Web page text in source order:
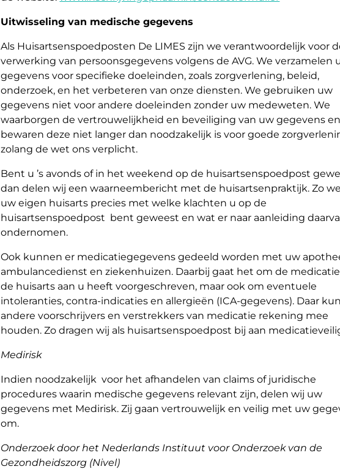
Uitwisseling van medische gegevens
Als Huisartsenspoedposten De LIMES zijn we verantwoordelijk voor
verwerking van persoonsgegevens volgens de AVG. We verzamelen
gegevens voor specifieke doeleinden, zoals zorgverlening, beleid,
onderzoek, en het verbeteren van onze diensten. We gebruiken uw
gegevens niet voor andere doeleinden zonder uw medeweten. We
waarborgen de vertrouwelijkheid en beveiliging van uw gegevens en
bewaren deze niet langer dan noodzakelijk is voor goede
zolang de wet ons verplicht.
Bent u ’s avonds of in het weekend op de huisartsenspoedpost
dan delen wij een waarneembericht met de huisartsenpraktijk. Zo
uw eigen huisarts precies met welke klachten u op de
huisartsenspoedpost bent geweest en wat er naar aanleiding
ondernomen.
Ook kunnen er medicatiegegevens gedeeld worden met uw
ambulancedienst en ziekenhuizen. Daarbij gaat het om de
de huisarts aan u heeft voorgeschreven, maar ook om eventuele
intoleranties, contra-indicaties en allergieën (ICA-gegevens). Daar
andere voorschrijvers en verstrekkers van medicatie rekening mee
houden. Zo dragen wij als huisartsenspoedpost bij aan
Medirisk
Indien noodzakelijk voor het afhandelen van claims of juridische
procedures waarin medische gegevens relevant zijn, delen wij uw
gegevens met Medirisk. Zij gaan vertrouwelijk en veilig met uw
om.
Onderzoek door het Nederlands Instituut voor Onderzoek van de
Gezondheidszorg (Nivel)